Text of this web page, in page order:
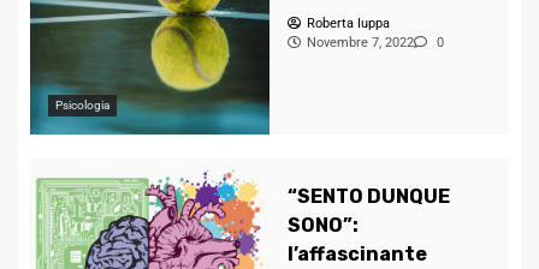
Psicologia
Roberta Iuppa
Novembre 7, 2022
0
“SENTO DUNQUE
SONO”:
l’affascinante